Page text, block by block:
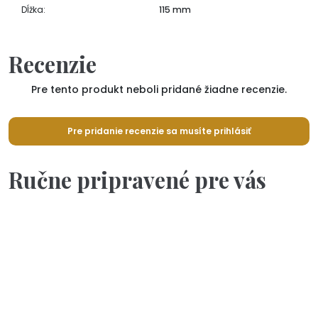
Dĺžka: 115 mm
Recenzie
Pre tento produkt neboli pridané žiadne recenzie.
Pre pridanie recenzie sa musíte prihlásiť
Ručne pripravené pre vás